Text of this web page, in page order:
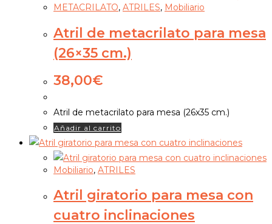
METACRILATO, ATRILES, Mobiliario
Atril de metacrilato para mesa
(26×35 cm.)
38,00€
Atril de metacrilato para mesa (26x35 cm.)
Añadir al carrito
Mobiliario, ATRILES
Atril giratorio para mesa con
cuatro inclinaciones